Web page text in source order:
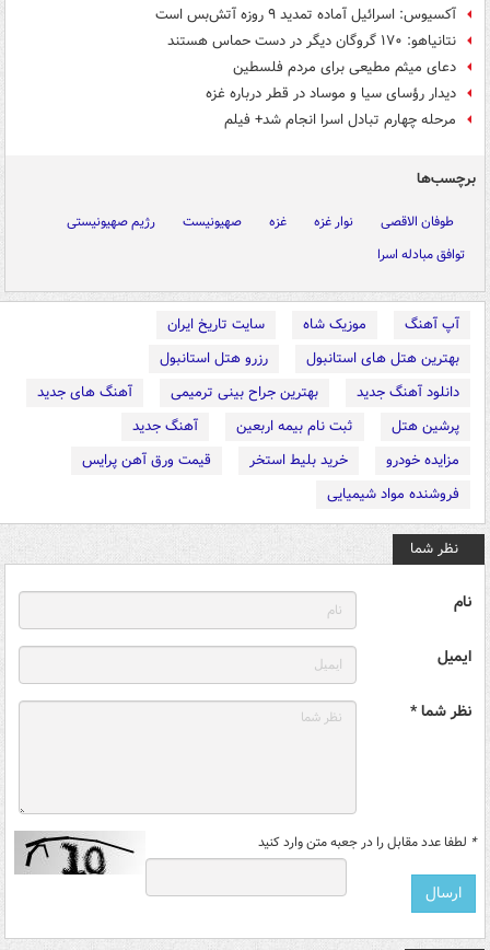
آکسیوس: اسرائیل آماده تمدید ۹ روزه آتش‌بس است
نتانیاهو: ۱۷۰ گروگان دیگر در دست حماس هستند
دعای میثم مطیعی برای مردم فلسطین
دیدار رؤسای سیا و موساد در قطر درباره غزه
مرحله چهارم تبادل اسرا انجام شد+ فیلم
برچسب‌ها
طوفان الاقصی نوار غزه غزه صهیونیست
رژیم صهیونیستی
توافق مبادله اسرا
آپ آهنگ موزیک شاه
سایت تاریخ ایران
بهترین هتل های استانبول
رزرو هتل استانبول
دانلود آهنگ جدید
بهترین جراح بینی ترمیمی
آهنگ های جدید
پرشین هتل
ثبت نام بیمه اربعین
آهنگ جدید
مزایده خودرو
خرید بلیط استخر
قیمت ورق آهن پرایس
فروشنده مواد شیمیایی
نظر شما
نام
ایمیل
نظر شما *
* لطفا عدد مقابل را در جعبه متن وارد کنید